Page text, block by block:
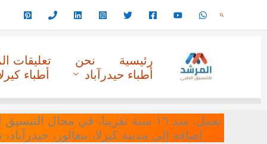
البحث
رئيسية نحن
تعليقات
أطباء حيدرآباد
أطباء
نعمل، منذ ١٦ سنة تقريبا، في
إضافة إلى مدينة كيرلا، بنغالور،